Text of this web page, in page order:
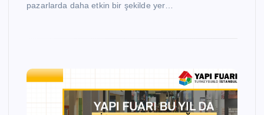
pazarlarda daha etkin bir şekilde yer…